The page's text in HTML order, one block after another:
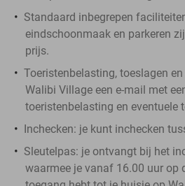
Standaard inbegrepen
eindschoonmaak en parkeren
prijs.
Toeristenbelasting, toeslagen en
Walibi Village een e-mail met
toeristenbelasting en eventuele
Inchecken: je kunt inchecken
Sleutelpas: je ontvangt bij het
waarmee je vanaf 16.00 uur op